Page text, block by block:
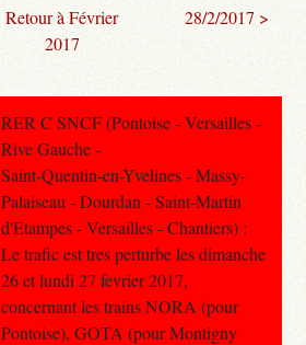
Retour à Février
2017
28/2/2017 >
RER C SNCF (Pontoise - Versailles -
Rive Gauche -
Saint-Quentin-en-Yvelines - Massy-
Palaiseau - Dourdan - Saint-Martin
d'Etampes - Versailles - Chantiers) :
Le trafic est tres perturbe les dimanche
26 et lundi 27 fevrier 2017,
concernant les trains NORA (pour
Pontoise), GOTA (pour Montigny